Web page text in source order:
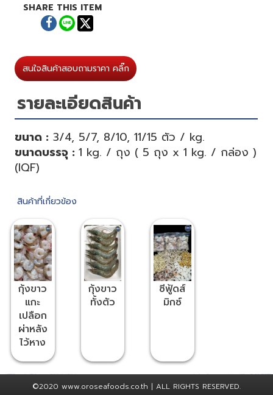
SHARE THIS ITEM
รายละเอียดสินค้า
สนใจสินค้าสอบถามราคา คลิ๊ก
ขนาด : 3/4, 5/7, 8/10, 11/15 ตัว / kg.
ขนาดบรรจุ :1 kg. / ถุง ( 5 ถุง x 1 kg. / กล่อง )
(IQF)
สินค้าที่เกี่ยวข้อง
กุ้งขาว
แกะ
เปลือก
ผ่าหลัง
ไว้หาง
(PDTO)
กุ้งขาว
ทั้งตัว
ซีฟู้ดส์
มิกซ์
©2020 www.oroseafoods.co.th | ALL RIGHTS RESERVED.